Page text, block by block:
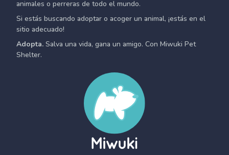
animales o perreras de todo el mundo.
Si estás buscando adoptar o acoger un animal, ¡estás en el
sitio adecuado!
Adopta. Salva una vida, gana un amigo. Con Miwuki Pet
Shelter.